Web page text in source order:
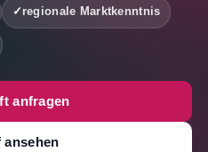
regionale Marktkenntnis
anfragen
ansehen